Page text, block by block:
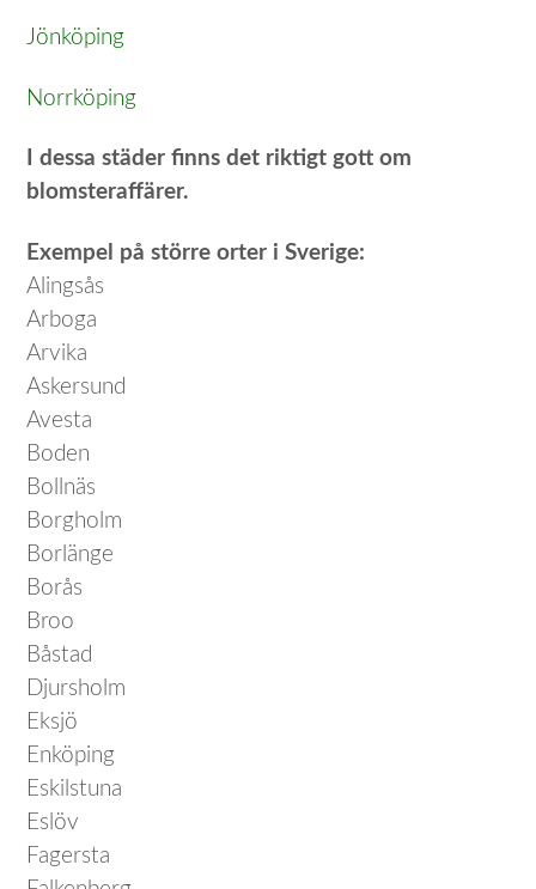
Jönköping
Norrköping
I dessa städer finns det riktigt gott om
blomsteraffärer.
Exempel på större orter i Sverige:
Alingsås
Arboga
Arvika
Askersund
Avesta
Boden
Bollnäs
Borgholm
Borlänge
Borås
Broo
Båstad
Djursholm
Eksjö
Enköping
Eskilstuna
Eslöv
Fagersta